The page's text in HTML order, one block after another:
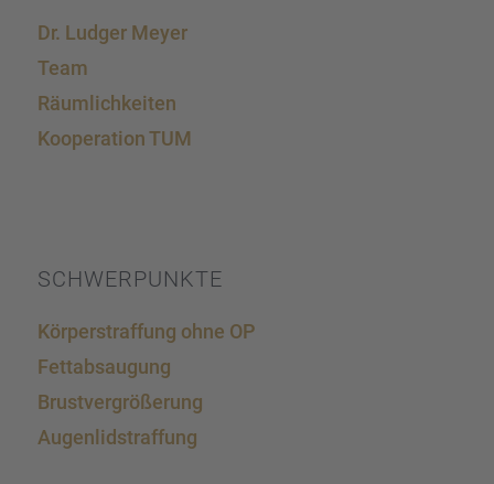
Dr. Ludger Meyer
Team
Räumlich­kei­ten
Koope­ra­tion TUM
SCHWER­PUNKTE
Körper­straf­fung ohne OP
Fettab­sau­gung
Brust­ver­grö­ße­rung
Augen­lid­s­traf­fung